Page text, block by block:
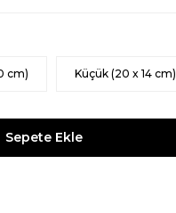
cm) Küçük (20 x 14 cm)
Sepete Ekle